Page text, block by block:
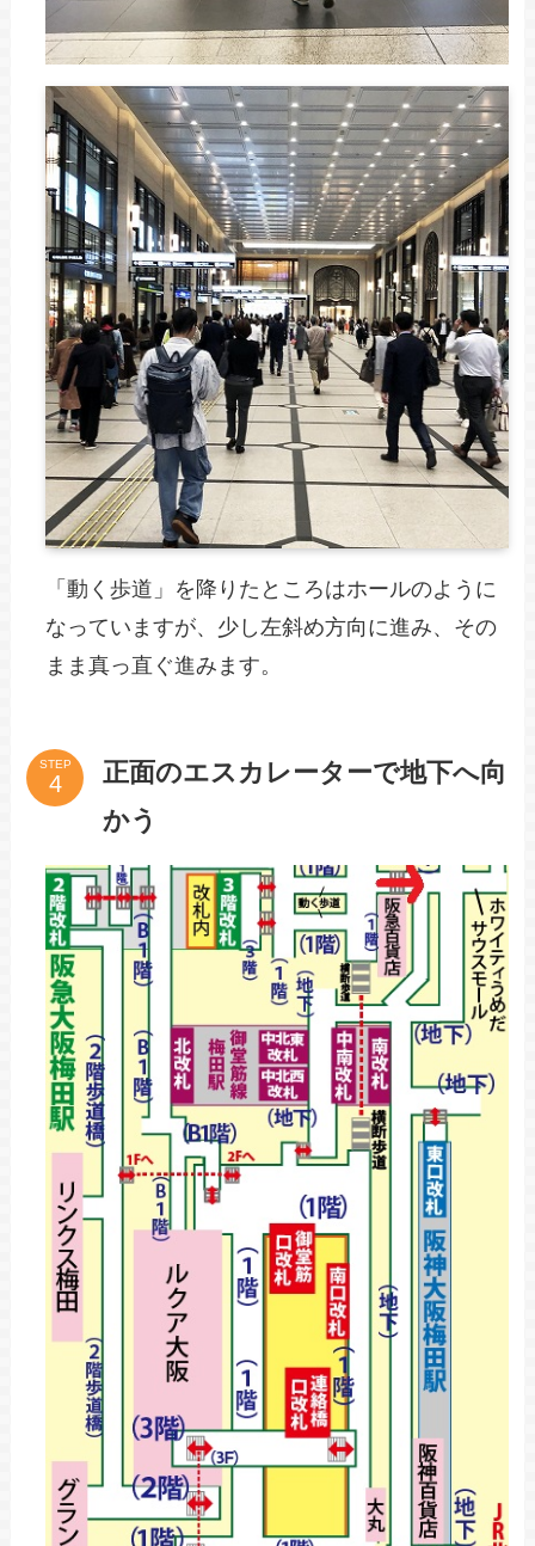
「動く歩道」を降りたところはホールのように
なっていますが、少し左斜め方向に進み、その
まま真っ直ぐ進みます。
STEP
正面のエスカレーターで地下へ向
かう